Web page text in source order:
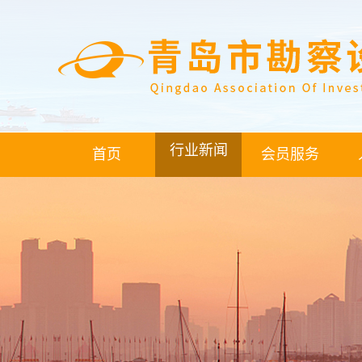
首页 行业新闻 会员服务